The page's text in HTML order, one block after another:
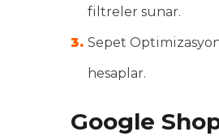
filtreler sunar.
Sepet
hesaplar.
Google